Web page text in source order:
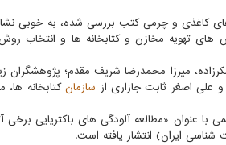
کاغذی و چرمی کتب بررسی شده، به خوبی
های تهویه مخازن و کتابخانه ها و انتخاب
میرزا محمدرضا شریف مقدم؛
و علی اصغر ثابت جازاری از سازمانکتابخانه
با عنوان «مطالعه آلودگی های باکتریایی
ایران) انتشار یافته است.